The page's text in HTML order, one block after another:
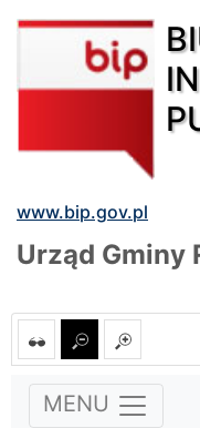
www.bip.gov.pl
Urząd Gminy
MENU